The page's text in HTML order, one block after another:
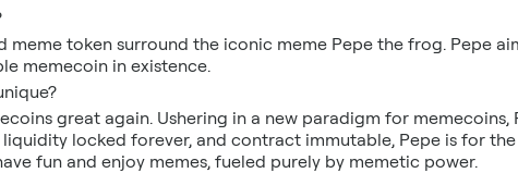
meme token surround the iconic meme Pepe the frog. Pepe
memecoin in existence.
great again. Ushering in a new paradigm for
locked forever, and contract immutable, Pepe is for
fun and enjoy memes, fueled purely by memetic power.